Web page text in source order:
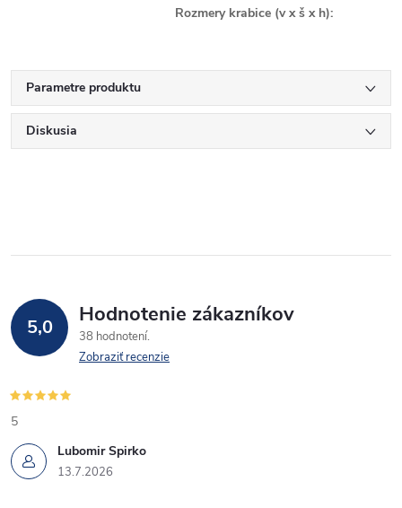
Rozmery krabice (v x š x h):
Parametre produktu
Diskusia
5,0 Hodnotenie zákazníkov
38 hodnotení
Zobraziť recenzie
Lubomir Spirko
13.7.2026
5